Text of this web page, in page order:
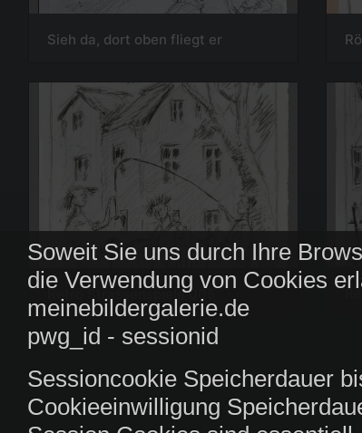
Soweit Sie uns durch Ihre
die Verwendung von Cookies
meinebildergalerie.de
pwg_id - sessionid
Sessioncookie Speicherdauer
Cookieeinwilligung
Sieh da, dort oben fliegt er
Retro Strassenspiele 005